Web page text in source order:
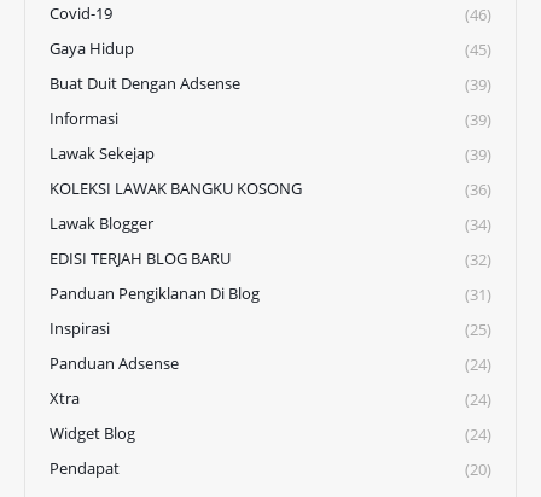
Covid-19
(46)
Gaya Hidup
(45)
Buat Duit Dengan Adsense
(39)
Informasi
(39)
Lawak Sekejap
(39)
KOLEKSI LAWAK BANGKU KOSONG
(36)
Lawak Blogger
(34)
EDISI TERJAH BLOG BARU
(32)
Panduan Pengiklanan Di Blog
(31)
Inspirasi
(25)
Panduan Adsense
(24)
Xtra
(24)
Widget Blog
(24)
Pendapat
(20)